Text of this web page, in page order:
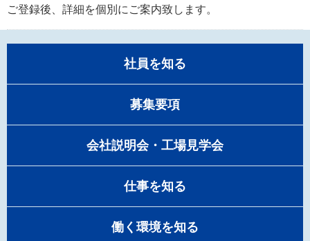
ご登録後、詳細を個別にご案内致します。
社員を知る
募集要項
会社説明会・工場見学会
仕事を知る
働く環境を知る